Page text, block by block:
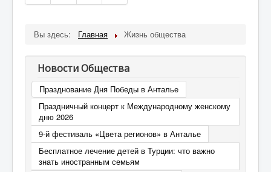
Вы здесь: Главная Жизнь общества
Новости Общества
Празднование Дня Победы в Анталье
Праздничный концерт к Международному женскому
дню 2026
9-й фестиваль «Цвета регионов» в Анталье
Бесплатное лечение детей в Турции: что важно
знать иностранным семьям